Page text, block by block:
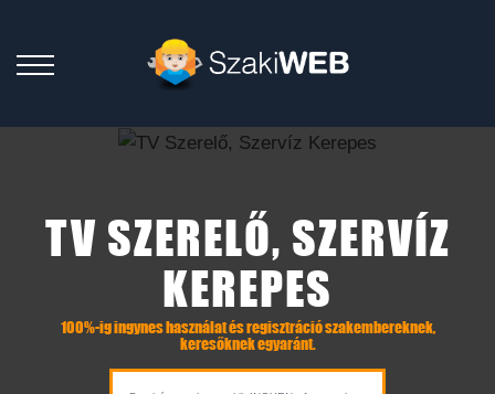
TV SZERELŐ, SZERVÍZ
KEREPES
100%-ig ingynes használat és regisztráció szakembereknek,
keresőknek egyaránt.